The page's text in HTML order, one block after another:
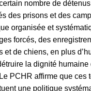
nombre de
des prisons et des
organisée et
forcés, des
et de chiens, en plus
la dignité humaine
PCHR affirme que ces
une politique